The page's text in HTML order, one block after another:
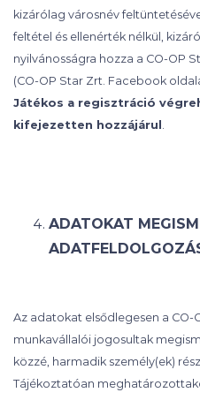
kizárólag városnév
feltétel és ellenérték nélkül,
nyilvánosságra hozza a CO-OP
(CO-OP Star Zrt. Facebook
Játékos a regisztráció
kifejezetten hozzájárul .
ADATOKAT
Az adatokat elsődlegesen a CO-
munkavállalói jogosultak
közzé, harmadik személy(ek)
Tájékoztatóan